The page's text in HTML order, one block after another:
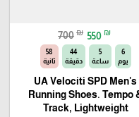
700 ₪ 550 ₪
6
يوم
5
ساعة
44
دقيقة
56
ثانية
UA Velociti SPD Men's
Running Shoes. Tempo
Track, Lightweight